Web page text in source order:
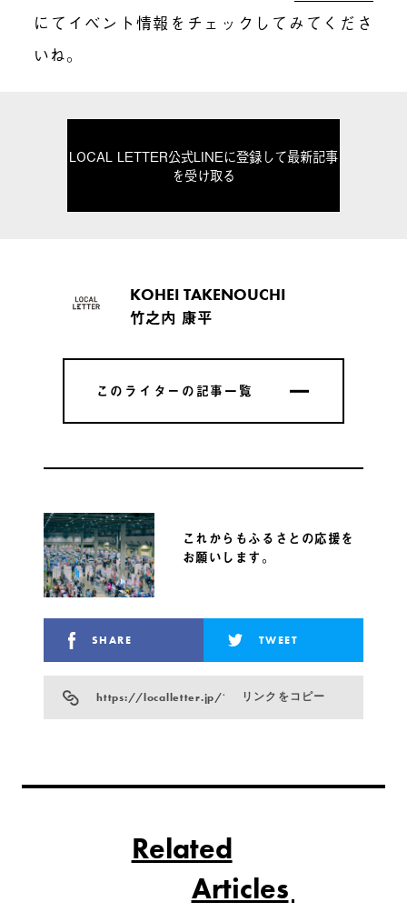
にてイベント情報をチェックしてみてくださ
いね。
LOCAL LETTER公式LINEに登録して最新記事
を受け取る
KOHEI TAKENOUCHI
竹之内 康平
このライターの記事一覧
このライターの記事一覧
これからもふるさとの応援を
お願いします。
SHARE TWEET
https://localletter.jp/?p=934リンクをコピー
Related
Articles